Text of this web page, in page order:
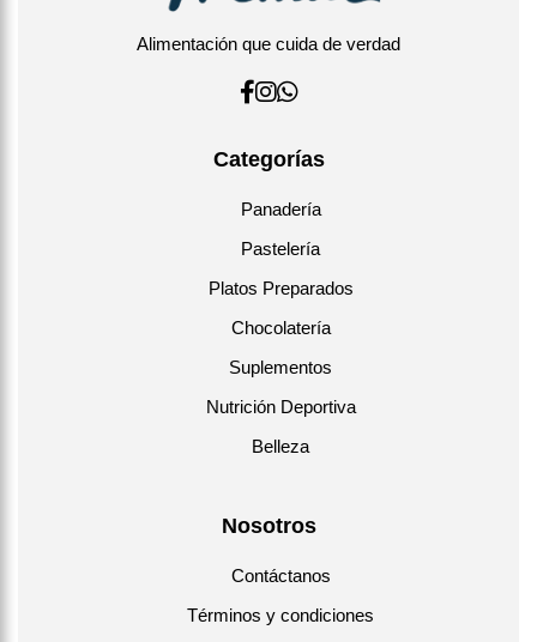
Alimentación que cuida de verdad
Categorías
Panadería
Pastelería
Platos Preparados
Chocolatería
Suplementos
Nutrición Deportiva
Belleza
Nosotros
Contáctanos
Términos y condiciones